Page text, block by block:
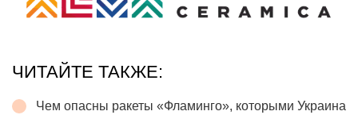
ЧИТАЙТЕ ТАКЖЕ:
Чем опасны ракеты «Фламинго», которыми Украина